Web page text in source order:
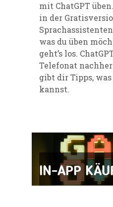
mit ChatGPT
in der
was du üben
geht’s los.
Telefonat
gibt dir Tipps,
kannst.
IN-APP